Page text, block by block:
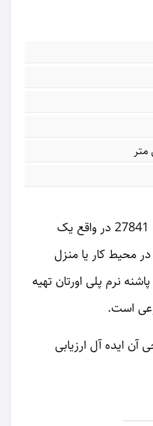
متر
صندل دخترانه پارس شو کد 27841 در واقع یک
در محیط کار یا منزل
نرم پلی اورتان تهیه
است.
آن ایده آل ارزیابی